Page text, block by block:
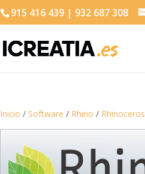
915 416 439 | 932 687 308
Inicio / Software / Rhino / Rhinoceros